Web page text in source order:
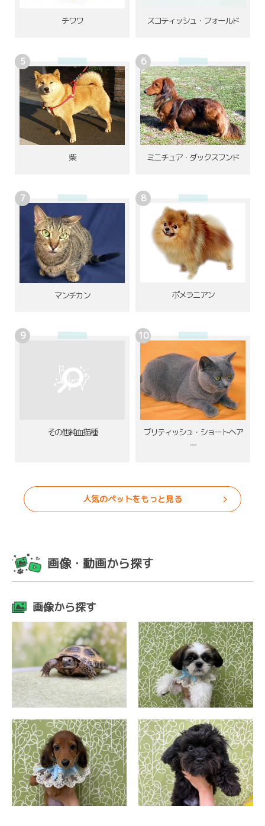
チワワ スコティッシュ・フォールド
柴 ミニチュア・ダックスフンド
マンチカン ポメラニアン
その他純血猫種
ブリティッシュ・ショートヘア
ー
人気のペットをもっと見る
画像・動画から探す
画像から探す